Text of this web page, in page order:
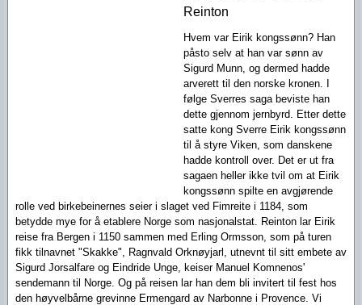
Reinton
Hvem var Eirik kongssønn? Han
påsto selv at han var sønn av
Sigurd Munn, og dermed hadde
arverett til den norske kronen. I
følge Sverres saga beviste han
dette gjennom jernbyrd. Etter dette
satte kong Sverre Eirik kongssønn
til å styre Viken, som danskene
hadde kontroll over. Det er ut fra
sagaen heller ikke tvil om at Eirik
kongssønn spilte en avgjørende
rolle ved birkebeinernes seier i slaget ved Fimreite i 1184, som
betydde mye for å etablere Norge som nasjonalstat. Reinton lar Eirik
reise fra Bergen i 1150 sammen med Erling Ormsson, som på turen
fikk tilnavnet "Skakke", Ragnvald Orknøyjarl, utnevnt til sitt embete av
Sigurd Jorsalfare og Eindride Unge, keiser Manuel Komnenos'
sendemann til Norge. Og på reisen lar han dem bli invitert til fest hos
den høyvelbårne grevinne Ermengard av Narbonne i Provence. Vi